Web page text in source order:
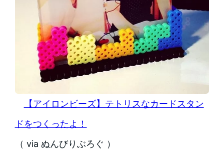
【アイロンビーズ】テトリスなカードスタン
ドをつくったよ！
（ via ぬんびりぶろぐ ）